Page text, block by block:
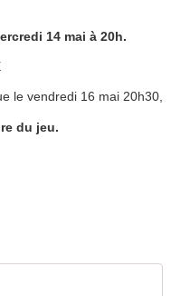
14 mai à 20h.
le vendredi 16 mai 20h30,
du jeu.